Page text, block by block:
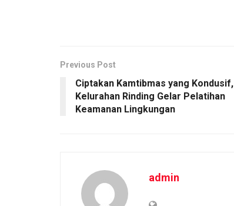
Previous Post
Ciptakan Kamtibmas yang Kondusif,
Kelurahan Rinding Gelar Pelatihan
Keamanan Lingkungan
admin